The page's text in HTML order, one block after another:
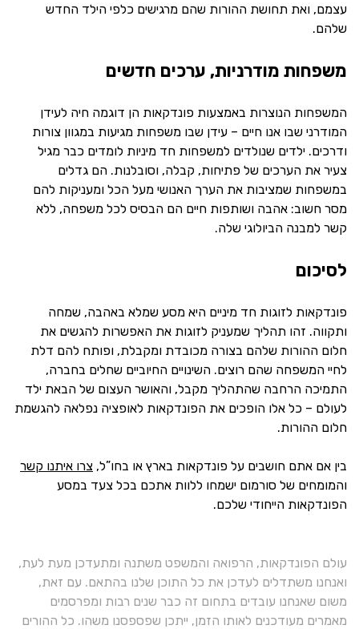
עצמם, ואת תחושת ההורות שהם מרגישים כלפי הילד החדש
שלהם.
משפחות מודרניות, ערכים חדשים
המשפחות הנוצרות באמצעות פונדקאות הן דוגמה חיה לעידן
המודרני שבו אנו חיים – עידן שבו משפחות מגיעות במגוון צורות
ודרכים. ילדים שנולדים למשפחות חד מיניות לומדים כבר מגיל
צעיר את הערכים של פתיחות, קבלה, וסובלנות. הם גדלים
במשפחות שמציבות את הערך האנושי מעל הכל ומעניקות להם
מסר חשוב: אהבה ושותפות חיים הם הבסיס לכל משפחה, ללא
קשר למבנה הביולוגי שלה.
לסיכום
פונדקאות לזוגות חד מיניים היא מסע שמלא באהבה, שמחה
ותקווה. זהו תהליך שמעניק לזוגות את האפשרות להגשים את
חלום ההורות שלהם בצורה מכובדת ומקבלת, ופותח להם דלת
לחיי המשפחה שהם רוצים. השינויים החיוביים שחלים בחברה,
התמיכה הרחבה שהתהליך מקבל, והאושר העצום של הבאת ילד
לעולם – כל אלו הופכים את הפונדקאות לאופציה נפלאה להגשמת
חלום ההורות.
בין אם אתם חושבים על פונדקאות בארץ או בחו”ל, צרו איתנו קשר
והמומחים של סורמום ישמחו ללוות אתכם בכל צעד במסע
הפונדקאות הייחודי שלכם.
עולם הפונדקאות, הרפואה והמשפט משתנה ומתעדכן מעת לעת,
ואנחנו משתדלים לעדכן את כל התוכן שלנו בהתאם. עם זאת,
משום שאנחנו עובדים בתחום זה כבר שנים רבות ומפרסמים
מאמרים מעודכנים לאותו הזמן, ייתכן שפספסנו משהו. כל ההורים